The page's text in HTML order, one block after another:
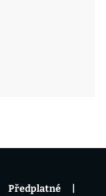
Předplatné